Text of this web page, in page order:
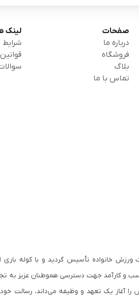
صفحات
درباره ما
فروشگاه
بلاگ
تماس با ما
لینک
خانواده تأسیس گردید و با کوله
و کارآمد جهت دسترسی هموطنان عزیز به
آغاز یک تعهد و وظیفه می‌داند، رسالت